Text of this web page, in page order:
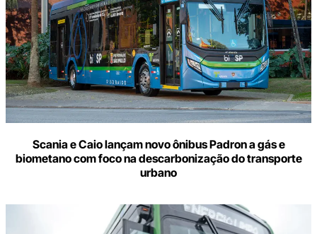
Scania e Caio lançam novo ônibus Padron a gás e
biometano com foco na descarbonização do transporte
urbano